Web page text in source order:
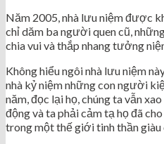
Năm 2005, nhà lưu niệm được
chỉ dăm ba người quen cũ,
chia vui và thắp nhang tưởng
Không hiểu ngôi nhà lưu niệm
nhà kỷ niệm những con người
năm, đọc lại họ, chúng ta vẫn
động và ta phải cảm tạ họ đã
trong một thế giới tinh thần